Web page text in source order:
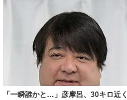
「一瞬誰かと…」彦摩呂、30キロ近く